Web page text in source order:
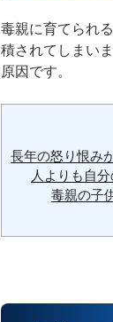
毒親に育てられ
積されてしまい
原因です。
長年の怒り恨み
人よりも自
毒親の子